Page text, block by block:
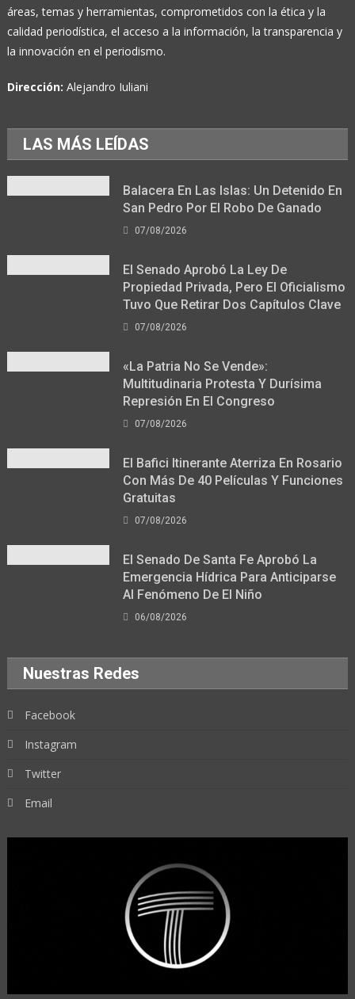
áreas, temas y herramientas, comprometidos con la ética y la
calidad periodística, el acceso a la información, la transparencia y
la innovación en el periodismo.
Dirección:Alejandro Iuliani
LAS MÁS LEÍDAS
Balacera En Las Islas: Un Detenido En
San Pedro Por El Robo De Ganado
07/08/2026
El Senado Aprobó La Ley De
Propiedad Privada, Pero El Oficialismo
Tuvo Que Retirar Dos Capítulos Clave
07/08/2026
«La Patria No Se Vende»:
Multitudinaria Protesta Y Durísima
Represión En El Congreso
07/08/2026
El Bafici Itinerante Aterriza En Rosario
Con Más De 40 Películas Y Funciones
Gratuitas
07/08/2026
El Senado De Santa Fe Aprobó La
Emergencia Hídrica Para Anticiparse
Al Fenómeno De El Niño
06/08/2026
Nuestras Redes
Facebook
Instagram
Twitter
Email